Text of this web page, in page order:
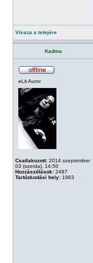
Vissza a tetejére
Kadma
eLit Auror
Csatlakozott: 2014 szeptember
03 (szerda), 14:50
Hozzászólások: 2487
Tartózkodási hely: 1963